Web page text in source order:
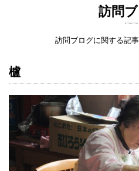
訪問
訪問ブログに関する記
櫨